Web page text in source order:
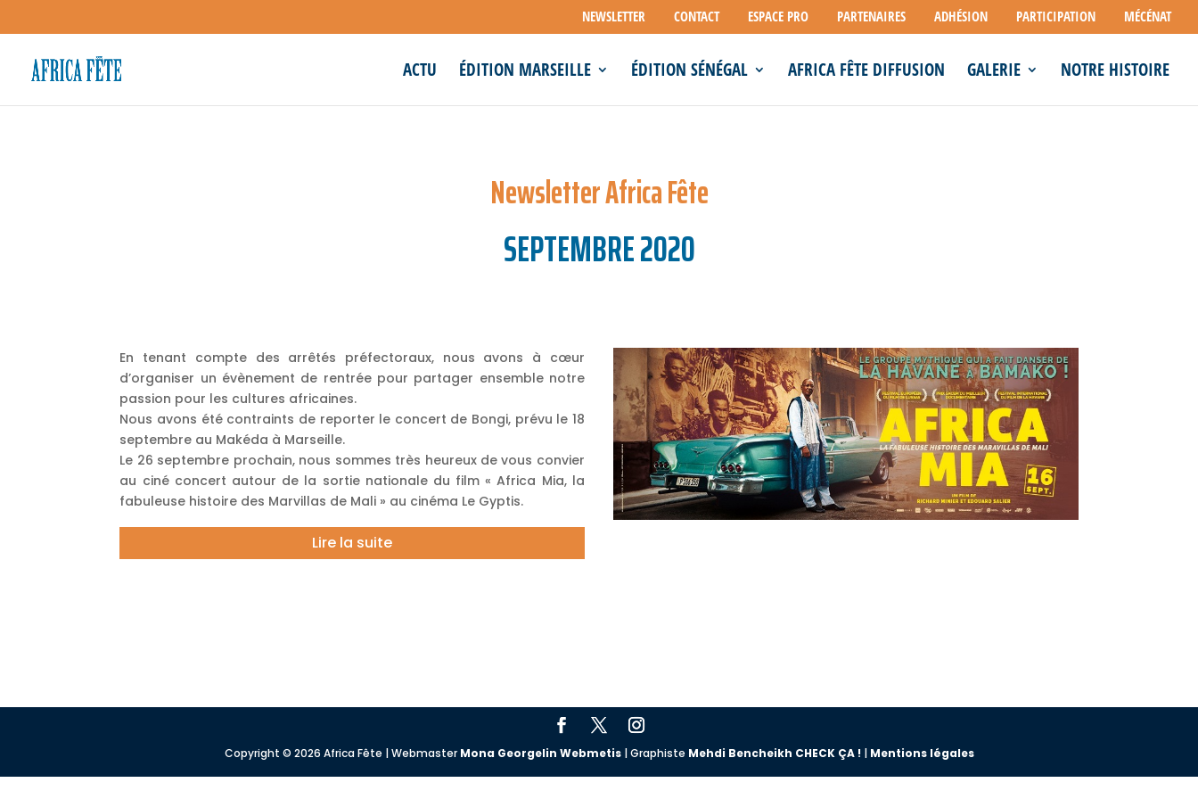
NEWSLETTER CONTACT ESPACE PRO PARTENAIRES ADHÉSION PARTICIPATION MÉCÉNAT
ACTU ÉDITION MARSEILLE ÉDITION SÉNÉGAL AFRICA FÊTE DIFFUSION GALERIE NOTRE HISTOIRE
Newsletter Africa Fête
SEPTEMBRE 2020
En tenant compte des arrêtés préfectoraux, nous avons à cœur
d’organiser un évènement de rentrée pour partager ensemble notre
passion pour les cultures africaines.
Nous avons été contraints de reporter le concert de Bongi, prévu le 18
septembre au Makéda à Marseille.
Le 26 septembre prochain, nous sommes très heureux de vous convier
au ciné concert autour de la sortie nationale du film « Africa Mia, la
fabuleuse histoire des Marvillas de Mali » au cinéma Le Gyptis.
Lire la suite
Copyright © 2026 Africa Fête | Webmaster Mona Georgelin Webmetis| Graphiste Mehdi Bencheikh CHECK ÇA !| Mentions légales